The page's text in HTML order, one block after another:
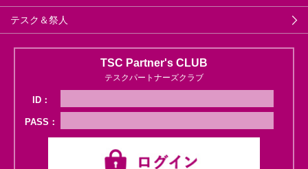
テスク＆祭人
TSC Partner's CLUB
テスクパートナーズクラブ
ID：
PASS：